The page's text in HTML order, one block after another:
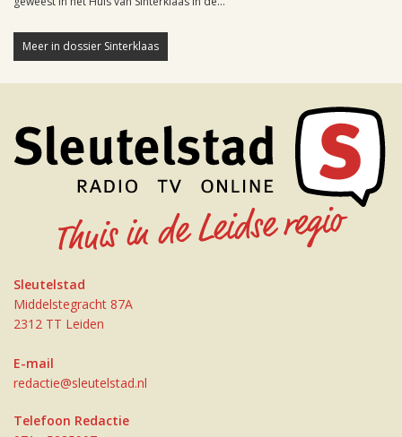
Meer in dossier Sinterklaas
Sleutelstad
Middelstegracht 87A
2312 TT Leiden
E-mail
redactie@sleutelstad.nl
Telefoon Redactie